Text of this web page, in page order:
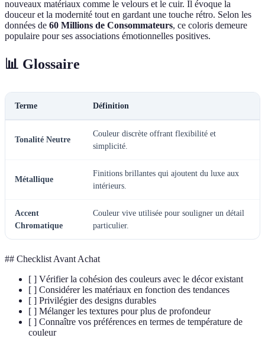
nouveaux matériaux comme le velours et le cuir. Il évoque la
douceur et la modernité tout en gardant une touche rétro. Selon les
données de 60 Millions de Consommateurs, ce coloris demeure
populaire pour ses associations émotionnelles positives.
📊 Glossaire
Terme Définition
Tonalité Neutre
Couleur discrète offrant flexibilité et
simplicité.
Métallique
Finitions brillantes qui ajoutent du luxe aux
intérieurs.
Accent
Chromatique
Couleur vive utilisée pour souligner un détail
particulier.
## Checklist Avant Achat
[ ] Vérifier la cohésion des couleurs avec le décor existant
[ ] Considérer les matériaux en fonction des tendances
[ ] Privilégier des designs durables
[ ] Mélanger les textures pour plus de profondeur
[ ] Connaître vos préférences en termes de température de
couleur